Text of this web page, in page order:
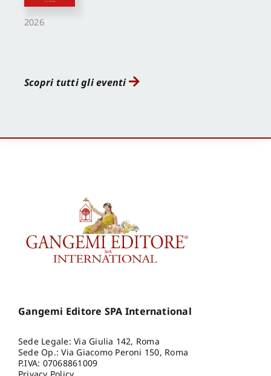
2026
Scopri tutti gli eventi
Gangemi Editore SPA International
Sede Legale: Via Giulia 142, Roma
Sede Op.: Via Giacomo Peroni 150, Roma
P.IVA: 07068861009